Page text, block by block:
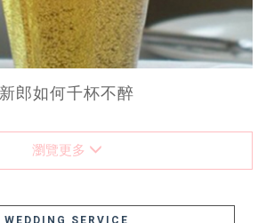
新郎如何千杯不醉
瀏覽更多
WEDDING SERVICE